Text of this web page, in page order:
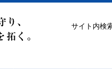
サイト内検